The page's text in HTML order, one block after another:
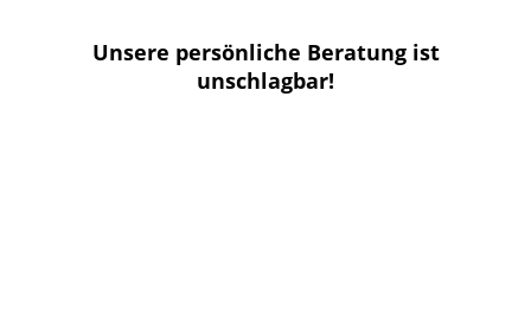
Unsere persönliche Beratung ist
unschlagbar!